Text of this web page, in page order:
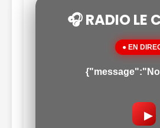
🎧 RADIO LE
● EN
▶